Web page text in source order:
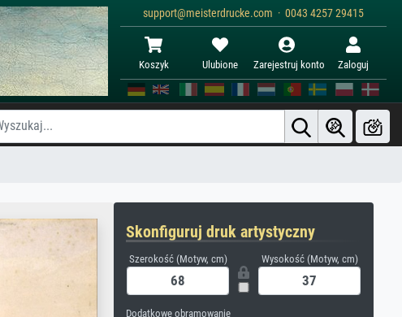
support@meisterdrucke.com · 0043 4257 29415
Koszyk Ulubione Zarejestruj konto Zaloguj
Skonfiguruj druk artystyczny
Szerokość (Motyw, cm) Wysokość (Motyw, cm)
Dodatkowe obramowanie